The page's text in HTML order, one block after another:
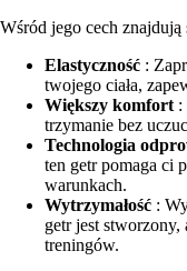
Wśród jego cech znajdują
Elastyczność :
twojego ciała,
Większy komfort :
trzymanie bez
Technologia
ten getr pomaga ci
warunkach.
Wytrzymałość :
getr jest
treningów.